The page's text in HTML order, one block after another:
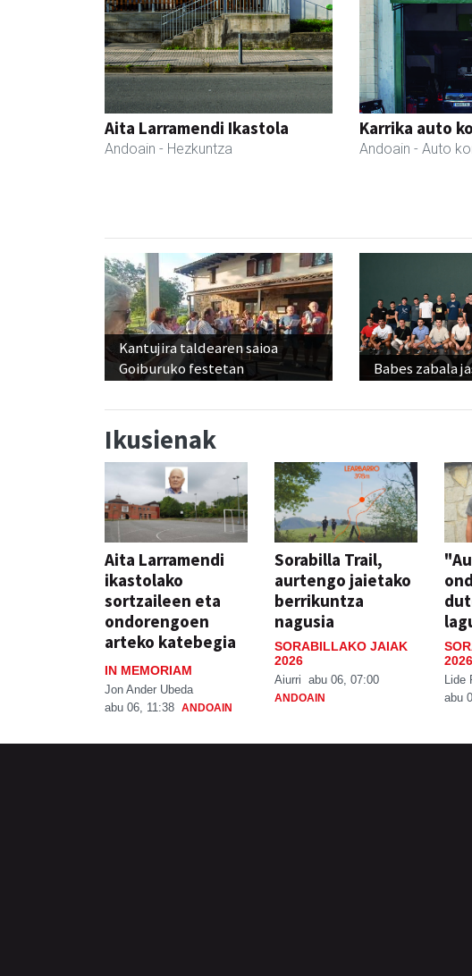
Aita Larramendi Ikastola
Andoain - Hezkuntza
Karrika auto
Andoain - Auto
Kantujira taldearen saioa
Goiburuko festetan
Babes zabala
Ikusienak
Aita Larramendi
ikastolako
sortzaileen eta
ondorengoen
arteko katebegia
IN MEMORIAM
Jon Ander Ubeda
abu 06, 11:38 ANDOAIN
Sorabilla Trail,
aurtengo jaietako
berrikuntza
nagusia
SORABILLAKO JAIAK
2026
Aiurri abu 06, 07:00
ANDOAIN
2026
abu